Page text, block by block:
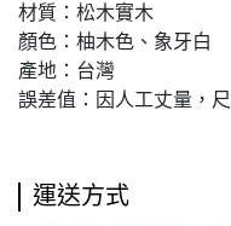
材質：松木實木
顏色：柚木色、象牙白
產地：台灣
誤差值：因人工丈量，
運送方式